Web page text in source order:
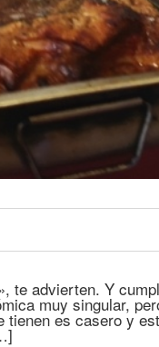
te advierten. Y
muy singular,
tienen es casero y